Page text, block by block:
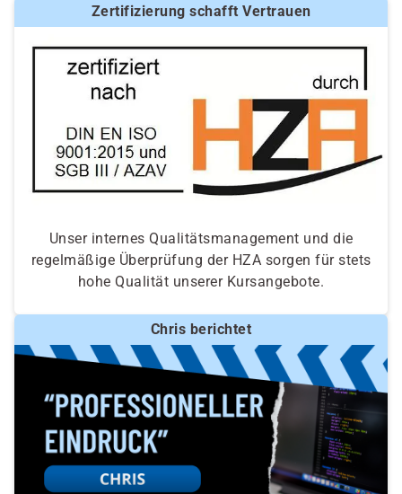
Zertifizierung schafft Vertrauen
Unser internes Qualitätsmanagement und die
regelmäßige Überprüfung der HZA sorgen für stets
hohe Qualität unserer Kursangebote.
Chris berichtet